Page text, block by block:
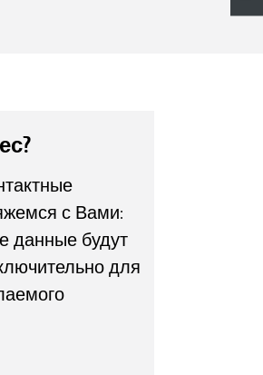
с Вами:
данные будут
для